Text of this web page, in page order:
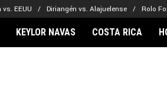
EEUU Diriangén vs. Alajuelense Rolo
KEYLOR NAVAS COSTA RICA